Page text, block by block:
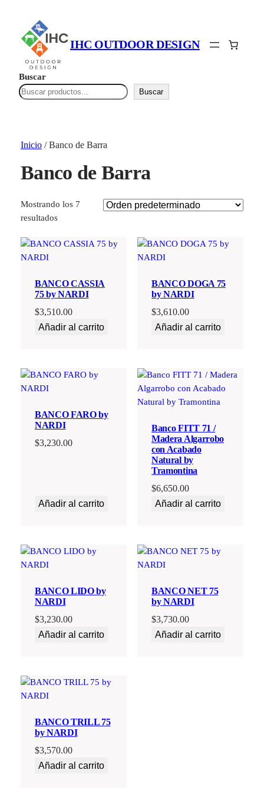
IHC OUTDOOR DESIGN
Buscar
Buscar
Inicio/ Banco de Barra
Banco de Barra
Mostrando los 7
resultados
BANCO CASSIA
75 by NARDI
$3,510.00
Añadir al carrito
BANCO DOGA 75
by NARDI
$3,610.00
Añadir al carrito
BANCO FARO by
NARDI
$3,230.00
Añadir al carrito
Banco FITT 71 /
Madera Algarrobo
con Acabado
Natural by
Tramontina
$6,650.00
Añadir al carrito
BANCO LIDO by
NARDI
$3,230.00
Añadir al carrito
BANCO NET 75
by NARDI
$3,730.00
Añadir al carrito
BANCO TRILL 75
by NARDI
$3,570.00
Añadir al carrito